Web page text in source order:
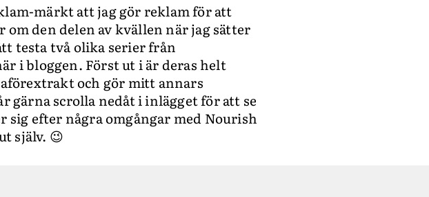
märkt att jag gör reklam för att
den delen av kvällen när jag sätter
testa två olika serier från
i bloggen. Först ut i är deras helt
och gör mitt annars
gärna scrolla nedåt i inlägget för att se
efter några omgångar med Nourish
själv. 😉